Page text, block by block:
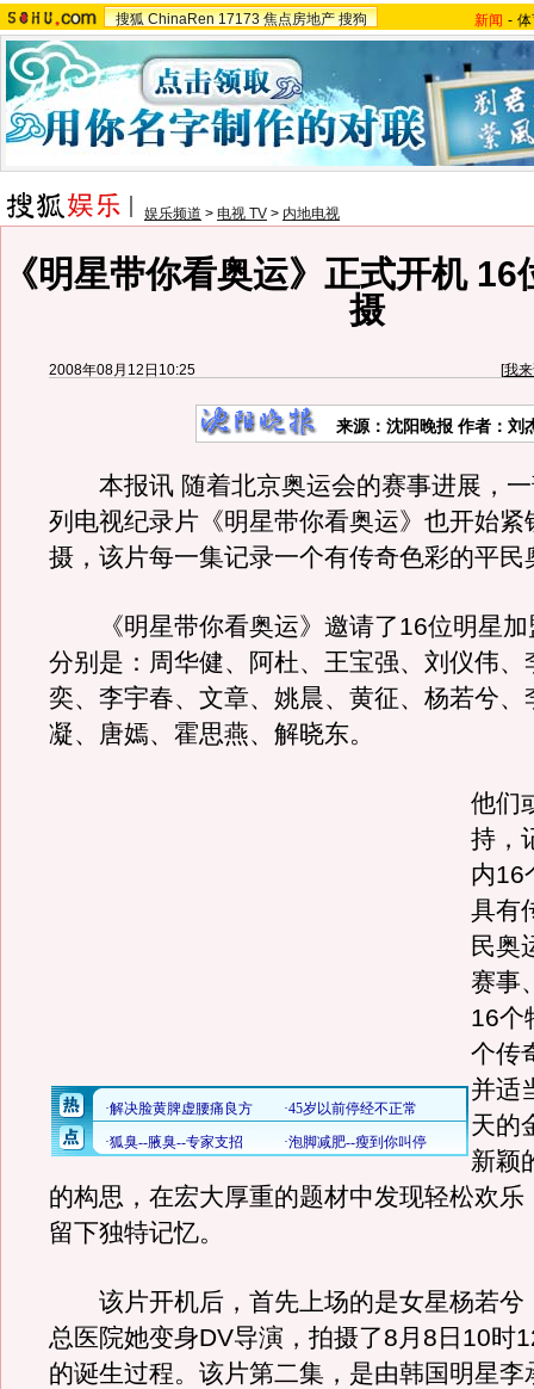
搜狐 ChinaRen 17173 焦点房地产 搜狗 新闻 -
娱乐频道 > 电视 TV > 内地电视
《明星带你看奥运》正式开机
摄
2008年08月12日10:25 [我
来源：沈阳晚报 作者：刘
本报讯 随着北京奥运会的赛事进展，一
列电视纪录片《明星带你看奥运》也开始紧
摄，该片每一集记录一个有传奇色彩的平民
《明星带你看奥运》邀请了16位明星加
分别是：周华健、阿杜、王宝强、刘仪伟、
奕、李宇春、文章、姚晨、黄征、杨若兮、
凝、唐嫣、霍思燕、解晓东。
他们
持，
内16
具有
民奥
赛事
16个
个传
并适
天的
新颖
的构思，在宏大厚重的题材中发现轻松欢乐
留下独特记忆。
该片开机后，首先上场的是女星杨若兮
总医院她变身DV导演，拍摄了8月8日10时
的诞生过程。该片第二集，是由韩国明星李